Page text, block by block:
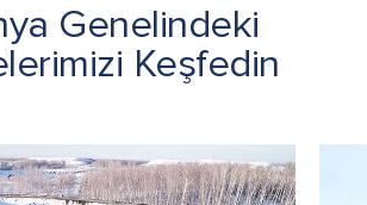
Genelindeki
Keşfedin